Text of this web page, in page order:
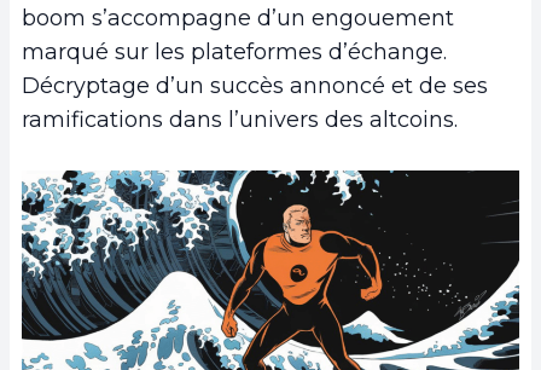
boom s’accompagne d’un engouement
marqué sur les plateformes d’échange.
Décryptage d’un succès annoncé et de ses
ramifications dans l’univers des altcoins.